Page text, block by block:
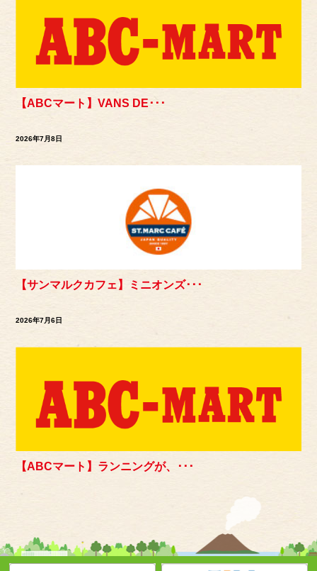
【ABCマート】VANS DE･･･
2026年7月8日
【サンマルクカフェ】ミニオンズ･･･
2026年7月6日
【ABCマート】ランニングが、･･･